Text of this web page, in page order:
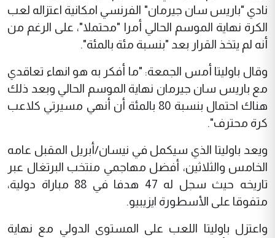
نادي "باريس سان جيرمان" الفرنسي امکانية اعتزاله لعب
الکرة نهاية الموسم الحالي أمرا "محتملا"، على الرغم من
أنه لم يتخذ القرار بعد "بنسبة مئة بالمئة".
وقال باوليتا أمس الجمعة: "ما أفکر به هو انهاء تعاقدي
مع باريس سان جيرمان نهاية الموسم الحالي وبعد ذلك
هناك احتمال بنسبة 80 بالمئة أن أنهي مسيرتي کلاعب
کرة محترف".
ويعد باوليتا الذي سيکمل في نيسان/أبريل المقبل عامه
الخامس والثلاثين، أفضل مهاجمي منتخب البرتغال عبر
تاريخه حيث سجل له 47 هدفا في 88 مباراة دولية،
متفوقا على الأسطورة ايزيبيو.
واعتزل باوليتا اللعب على المستوى الدولي مع نهاية